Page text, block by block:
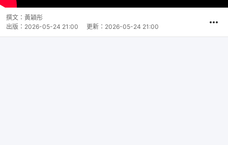
撰文： 黃穎彤
出版： 2026-05-24 21:00 更新： 2026-05-24 21:00